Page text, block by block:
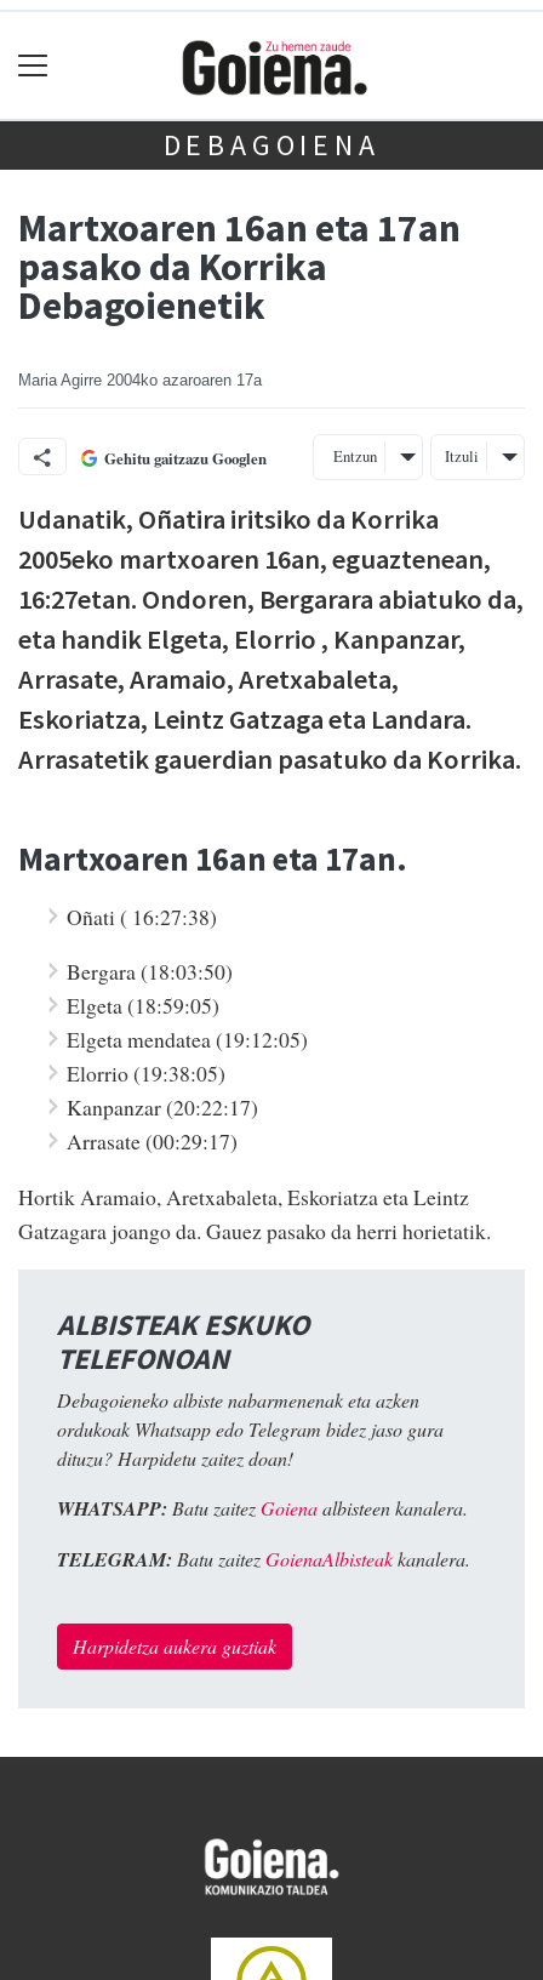
DEBAGOIENA
Martxoaren 16an eta 17an
pasako da Korrika
Debagoienetik
Maria Agirre 2004ko azaroaren 17a
Gehitu gaitzazu Googlen Entzun Itzuli
Udanatik, Oñatira iritsiko da Korrika
2005eko martxoaren 16an, eguaztenean,
16:27etan. Ondoren, Bergarara abiatuko da,
eta handik Elgeta, Elorrio , Kanpanzar,
Arrasate, Aramaio, Aretxabaleta,
Eskoriatza, Leintz Gatzaga eta Landara.
Arrasatetik gauerdian pasatuko da Korrika.
Martxoaren 16an eta 17an.
Oñati ( 16:27:38)
Bergara (18:03:50)
Elgeta (18:59:05)
Elgeta mendatea (19:12:05)
Elorrio (19:38:05)
Kanpanzar (20:22:17)
Arrasate (00:29:17)
Hortik Aramaio, Aretxabaleta, Eskoriatza eta Leintz
Gatzagara joango da. Gauez pasako da herri horietatik.
ALBISTEAK ESKUKO
TELEFONOAN
Debagoieneko albiste nabarmenenak eta azken
ordukoak Whatsapp edo Telegram bidez jaso gura
dituzu? Harpidetu zaitez doan!
WHATSAPP: Batu zaitezGoienaalbisteen kanalera.
TELEGRAM: Batu zaitezGoienaAlbisteakkanalera.
Harpidetza aukera guztiak